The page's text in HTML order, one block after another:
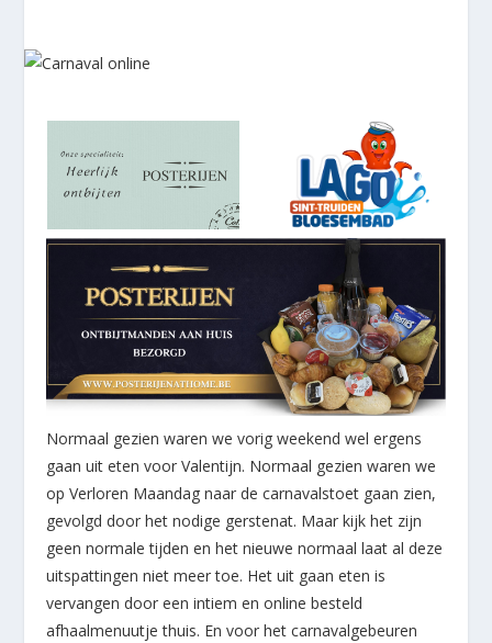
Normaal gezien waren we vorig weekend wel ergens
gaan uit eten voor Valentijn. Normaal gezien waren we
op Verloren Maandag naar de carnavalstoet gaan zien,
gevolgd door het nodige gerstenat. Maar kijk het zijn
geen normale tijden en het nieuwe normaal laat al deze
uitspattingen niet meer toe. Het uit gaan eten is
vervangen door een intiem en online besteld
afhaalmenuutje thuis. En voor het carnavalgebeuren